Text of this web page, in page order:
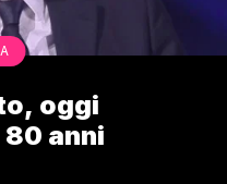
oggi
anni